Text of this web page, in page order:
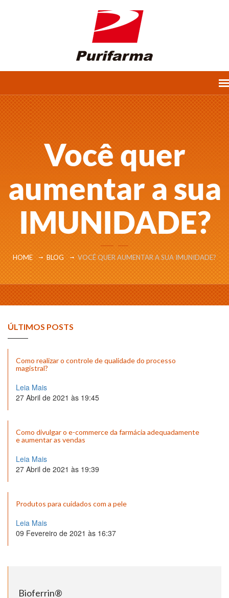
Você quer
aumentar a sua
IMUNIDADE?
HOME BLOG VOCÊ QUER AUMENTAR A SUA IMUNIDADE?
ÚLTIMOS POSTS
Como realizar o controle de qualidade do processo
magistral?
Leia Mais
27 Abril de 2021 às 19:45
Como divulgar o e-commerce da farmácia adequadamente
e aumentar as vendas
Leia Mais
27 Abril de 2021 às 19:39
Produtos para cuidados com a pele
Leia Mais
09 Fevereiro de 2021 às 16:37
Bioferrin®️